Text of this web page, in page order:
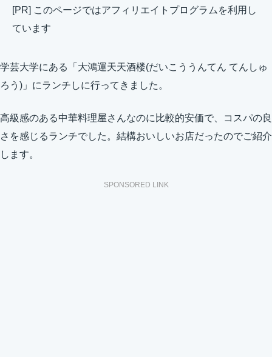
[PR] このページではアフィリエイトプログラムを利用し
ています
学芸大学にある「大鴻運天天酒楼(だいこううんてん てんしゅ
ろう)」にランチしに行ってきました。
高級感のある中華料理屋さんなのに比較的安価で、コスパの良
さを感じるランチでした。結構おいしいお店だったのでご紹介
します。
SPONSORED LINK